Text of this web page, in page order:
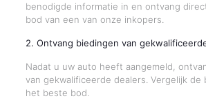
benodigde informatie in en ontvang
bod van een van onze inkopers.
2. Ontvang biedingen van
Nadat u uw auto heeft aangemeld,
van gekwalificeerde dealers. Vergelijk de
het beste bod.